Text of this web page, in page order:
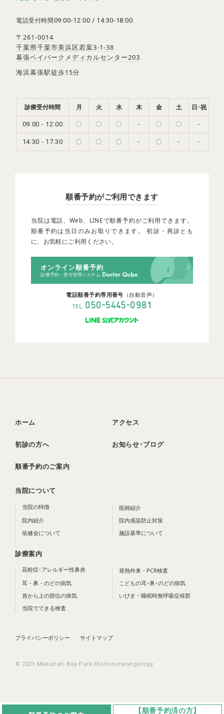
【順番予約済の方】
電話受付時間09:00-12:00 / 14:30-18:00
〒261-0014
千葉県千葉市美浜区若葉3-1-38
幕張ベイパークメディカルセンター203
海浜幕張駅徒歩15分
診療受付時間 月 火 水 木 金 土 日･祝
09:00 - 12:00 〇 〇 〇 － 〇 〇 －
14:30 - 17:30 〇 〇 〇 － 〇 － －
順番予約がご利用できます
当院は電話、Web、LINEで順番予約がご利用できます。
順番予約は当日のみお取りできます。 初診・再診とも
に、お気軽にご利用ください。
オンライン順番予約
診療予約・受付管理システム
電話順番予約専用番号 （自動音声）
TEL. 050-5445-0981
ホーム アクセス
初診の方へ お知らせ･ブログ
順番予約のご案内
当院について
当院の特徴
医師紹介
院内紹介
院内感染防止対策
佑健会について
施設基準について
診療案内
花粉症･アレルギー性鼻炎
発熱外来・PCR検査
耳・鼻・のどの病気
こどもの耳･鼻･のどの病気
首から上の部位の病気
いびき・睡眠時無呼吸症候群
当院でできる検査
プライバシーポリシー サイトマップ
© 2021 Makuhari Bay-Park Otorhinolaryngology